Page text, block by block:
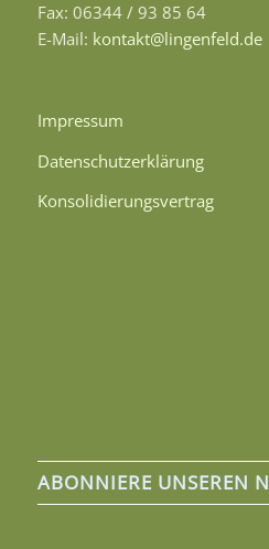
Fax: 06344 / 93 85 64
E-Mail: kontakt@lingenfeld.de
Impressum
Datenschutzerklärung
Konsolidierungsvertrag
ABONNIERE UNSEREN